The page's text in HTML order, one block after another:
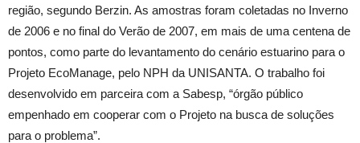
região, segundo Berzin. As amostras foram coletadas no Inverno
de 2006 e no final do Verão de 2007, em mais de uma centena de
pontos, como parte do levantamento do cenário estuarino para o
Projeto EcoManage, pelo NPH da UNISANTA. O trabalho foi
desenvolvido em parceira com a Sabesp, “órgão público
empenhado em cooperar com o Projeto na busca de soluções
para o problema”.